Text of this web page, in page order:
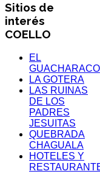
Sitios de
interés
COELLO
EL
GUACHARACO
LA GOTERA
LAS RUINAS
DE LOS
PADRES
JESUITAS
QUEBRADA
CHAGUALA
HOTELES Y